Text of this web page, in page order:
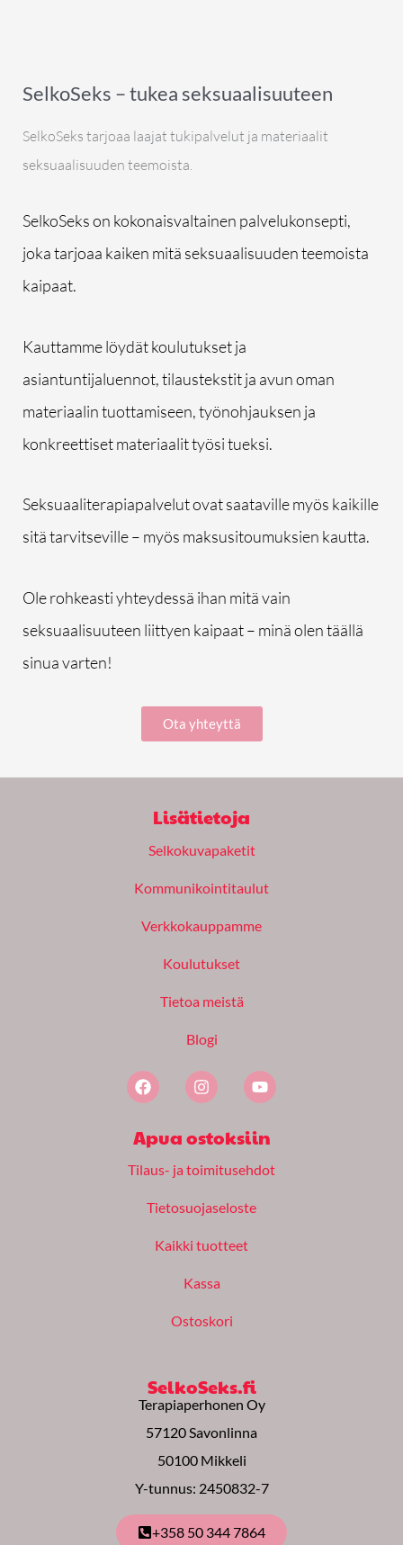
SelkoSeks – tukea seksuaalisuuteen
SelkoSeks tarjoaa laajat tukipalvelut ja materiaalit
seksuaalisuuden teemoista.
SelkoSeks on kokonaisvaltainen palvelukonsepti,
joka tarjoaa kaiken mitä seksuaalisuuden teemoista
kaipaat.
Kauttamme löydät koulutukset ja
asiantuntijaluennot, tilaustekstit ja avun oman
materiaalin tuottamiseen, työnohjauksen ja
konkreettiset materiaalit työsi tueksi.
Seksuaaliterapiapalvelut ovat saataville myös kaikille
sitä tarvitseville – myös maksusitoumuksien kautta.
Ole rohkeasti yhteydessä ihan mitä vain
seksuaalisuuteen liittyen kaipaat – minä olen täällä
sinua varten!
Ota yhteyttä
Lisätietoja
Selkokuvapaketit
Kommunikointitaulut
Verkkokauppamme
Koulutukset
Tietoa meistä
Blogi
F
a
b
o
I
n
a
r
m
Y
o
u
e
Apua ostoksiin
Tilaus- ja toimitusehdot
Tietosuojaseloste
Kaikki tuotteet
Kassa
Ostoskori
SelkoSeks.fi
Terapiaperhonen Oy
57120 Savonlinna
50100 Mikkeli
Y-tunnus: 2450832-7
+358 50 344 7864